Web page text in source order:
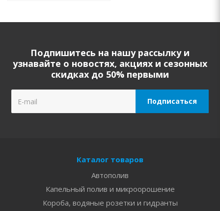
Подпишитесь на нашу рассылку и
узнавайте о новостях, акциях и сезонных
скидках до 50% первыми
Каталог товаров
Автополив
Капельный полив и микроорошение
Короба, водяные розетки и гидранты